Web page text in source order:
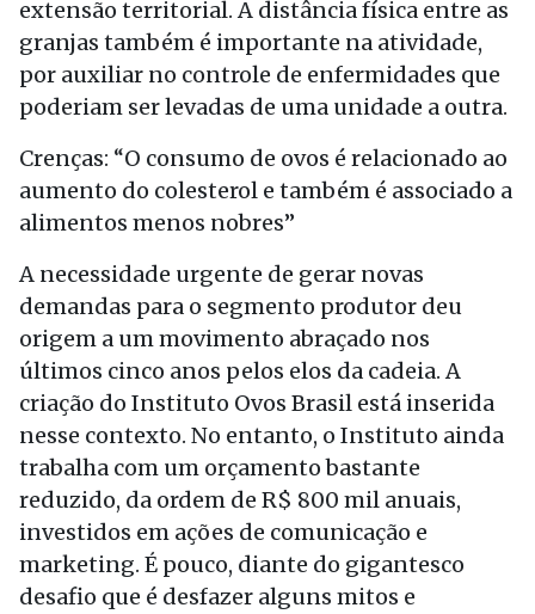
extensão territorial. A distância física entre as
granjas também é importante na atividade,
por auxiliar no controle de enfermidades que
poderiam ser levadas de uma unidade a outra.
Crenças: “O consumo de ovos é relacionado ao
aumento do colesterol e também é associado a
alimentos menos nobres”
A necessidade urgente de gerar novas
demandas para o segmento produtor deu
origem a um movimento abraçado nos
últimos cinco anos pelos elos da cadeia. A
criação do Instituto Ovos Brasil está inserida
nesse contexto. No entanto, o Instituto ainda
trabalha com um orçamento bastante
reduzido, da ordem de R$ 800 mil anuais,
investidos em ações de comunicação e
marketing. É pouco, diante do gigantesco
desafio que é desfazer alguns mitos e